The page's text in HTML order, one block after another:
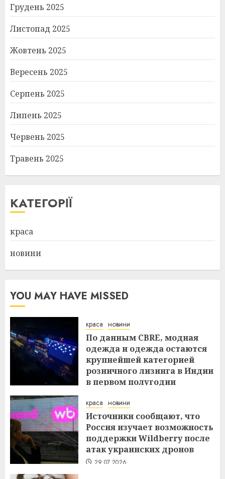
Грудень 2025
Листопад 2025
Жовтень 2025
Вересень 2025
Серпень 2025
Липень 2025
Червень 2025
Травень 2025
КАТЕГОРІЇ
краса
новини
YOU MAY HAVE MISSED
краса новини
По данным CBRE, модная
одежда и одежда остаются
крупнейшей категорией
розничного лизинга в Индии
в первом полугодии
краса новини
Источники сообщают, что
Россия изучает возможность
поддержки Wildberry после
атак украинских дронов
29.07.2026